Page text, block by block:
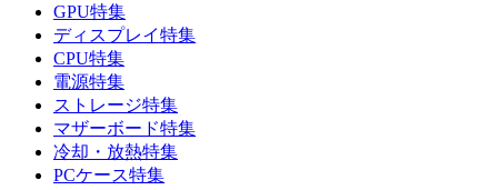
GPU特集
ディスプレイ特集
CPU特集
電源特集
ストレージ特集
マザーボード特集
冷却・放熱特集
PCケース特集